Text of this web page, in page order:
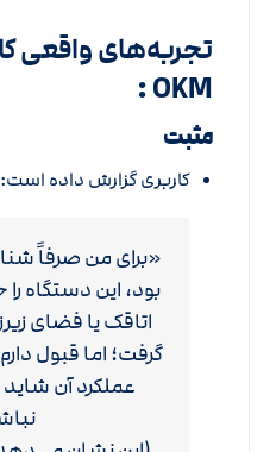
تجربه‌های واقعی
OKM
:
مثبت
کاربری گزارش داده است:
«برای من صرفاً
بود، این دستگاه
اتاقک یا فضای
گرفت؛ اما قبول
عملکرد آن